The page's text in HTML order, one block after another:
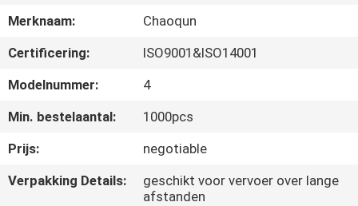
FABRIEKSREIS
KWALITEITSCONTROLE
CONTACTEER
ONS
Merknaam:
Chaoqun
Certificering:
ISO9001&ISO14001
Modelnummer:
4
Min. bestelaantal:
1000pcs
Prijs:
negotiable
Verpakking Details:
geschikt voor vervoer over lange
afstanden